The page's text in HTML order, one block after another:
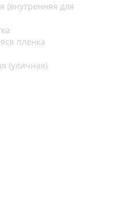
(внутренняя для
пленка
(уличная)